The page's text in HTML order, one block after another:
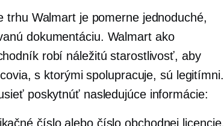
trhu Walmart je pomerne jednoduché,
dokumentáciu. Walmart ako
robí náležitú starostlivosť, aby
s ktorými spolupracuje, sú legitímni.
poskytnúť nasledujúce informácie:
číslo alebo číslo obchodnej licencie.